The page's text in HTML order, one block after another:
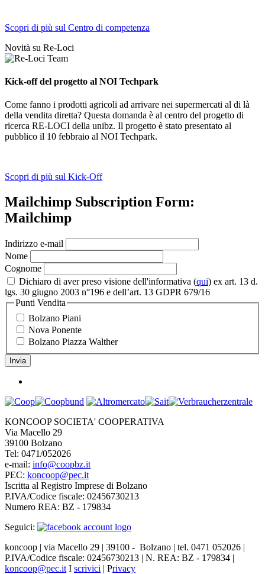
Scopri di più sul Centro di competenza
Novità su Re-Loci
Kick-off del progetto al NOI Techpark
Come fanno i prodotti agricoli ad arrivare nei supermercati al di là
della vendita diretta? Questa domanda è al centro del progetto di
ricerca RE-LOCI della unibz. Il progetto è stato presentato al
pubblico il 10 febbraio al NOI Techpark.
Scopri di più sul Kick-Off
Mailchimp Subscription Form:
Mailchimp
Indirizzo e-mail
Nome
Cognome
Dichiaro di aver preso visione dell'informativa (qui) ex art. 13 d.
lgs. 30 giugno 2003 n°196 e dell’art. 13 GDPR 679/16
Punti Vendita
Bolzano Piani
Nova Ponente
Bolzano Piazza Walther
KONCOOP SOCIETA' COOPERATIVA
Via Macello 29
39100 Bolzano
Tel: 0471/052026
e-mail: info@coopbz.it
PEC: koncoop@pec.it
Iscritta al Registro Imprese di Bolzano
P.IVA/Codice fiscale: 02456730213
Numero REA: BZ - 179834
Seguici:
koncoop | via Macello 29 | 39100 - Bolzano | tel. 0471 052026 |
P.IVA/Codice fiscale: 02456730213 | N. REA: BZ - 179834 |
koncoop@pec.it I scrivici | Privacy